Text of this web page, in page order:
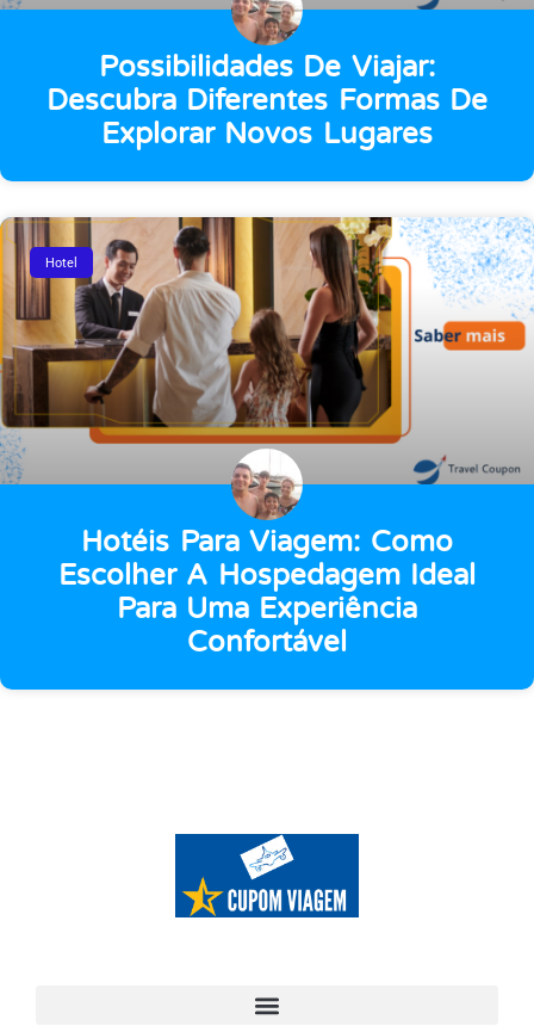
Possibilidades De Viajar:
Descubra Diferentes Formas De
Explorar Novos Lugares
Hotel
Hotéis Para Viagem: Como
Escolher A Hospedagem Ideal
Para Uma Experiência
Confortável